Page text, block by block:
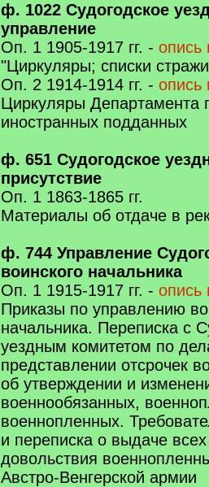
ф. 1022 Судогодское
управление
Оп. 1 1905-1917 гг. - опись
"Циркуляры; списки
Оп. 2 1914-1914 гг. - опись
Циркуляры Департамента
иностранных подданных
ф. 651 Судогодское
присутствие
Оп. 1 1863-1865 гг.
Материалы об отдаче в
ф. 744 Управление
воинского начальника
Оп. 1 1915-1917 гг. - опись
Приказы по управлению
начальника. Переписка с
уездным комитетом по
представлении отсрочек
об утверждении и
военнообязанных,
военнопленных.
и переписка о выдаче
довольствия
Австро-Венгерской армии